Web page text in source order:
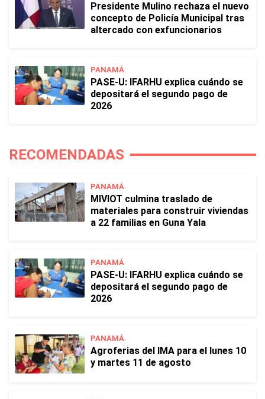
Presidente Mulino rechaza el nuevo
concepto de Policía Municipal tras
altercado con exfuncionarios
PANAMÁ
PASE-U: IFARHU explica cuándo se
depositará el segundo pago de
2026
RECOMENDADAS
PANAMÁ
MIVIOT culmina traslado de
materiales para construir viviendas
a 22 familias en Guna Yala
PANAMÁ
PASE-U: IFARHU explica cuándo se
depositará el segundo pago de
2026
PANAMÁ
Agroferias del IMA para el lunes 10
y martes 11 de agosto